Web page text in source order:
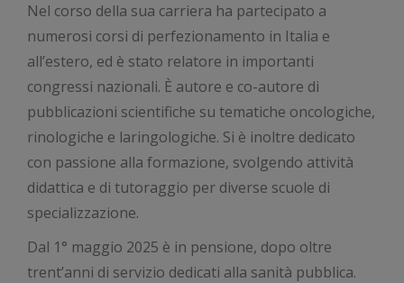
Nel corso della sua carriera ha partecipato a
numerosi corsi di perfezionamento in Italia e
all’estero, ed è stato relatore in importanti
congressi nazionali. È autore e co-autore di
pubblicazioni scientifiche su tematiche oncologiche,
rinologiche e laringologiche. Si è inoltre dedicato
con passione alla formazione, svolgendo attività
didattica e di tutoraggio per diverse scuole di
specializzazione.
Dal 1° maggio 2025 è in pensione, dopo oltre
trent’anni di servizio dedicati alla sanità pubblica.